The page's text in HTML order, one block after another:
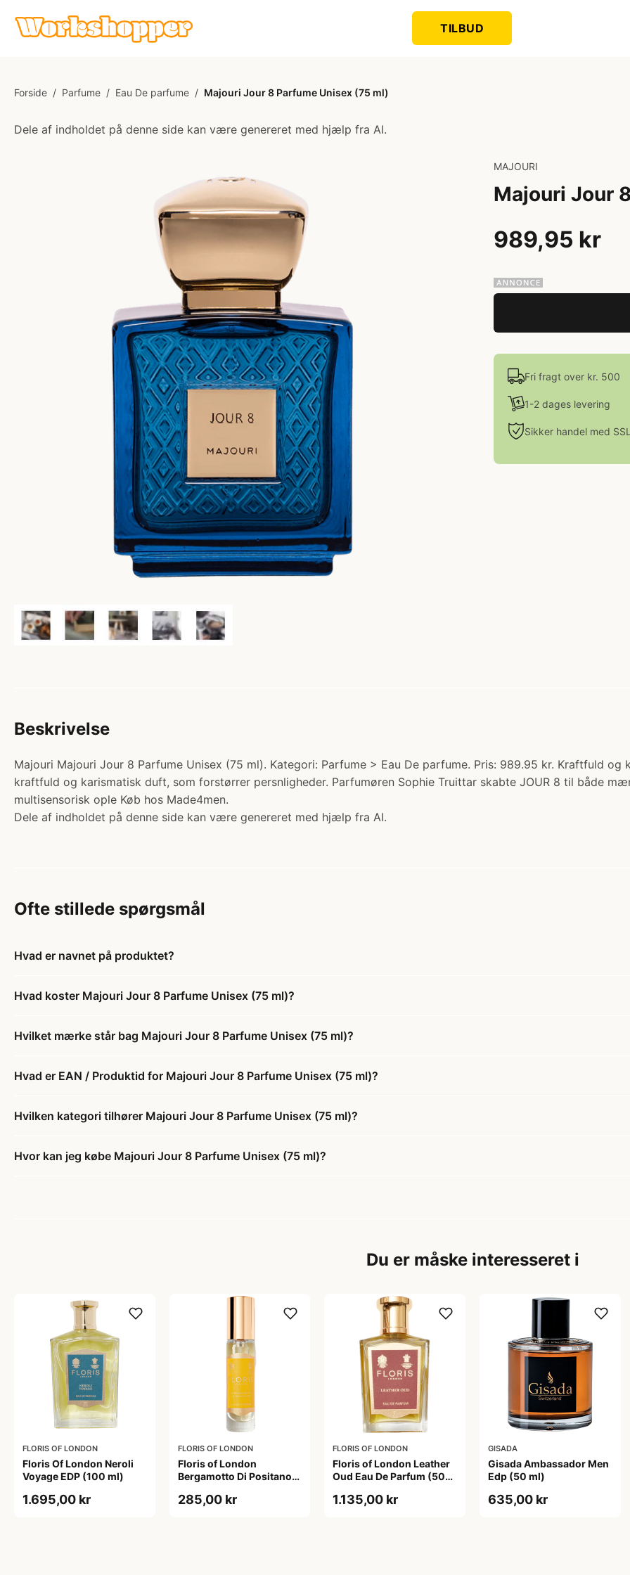
TILBUD
Forside / Parfume / Eau De parfume / Majouri Jour 8 Parfume Unisex (75 ml)
Dele af indholdet på denne side kan være genereret med hjælp fra AI.
MAJOURI
Majouri Jour
989,95 kr
Fri fragt over kr. 500
1-2 dages levering
Sikker handel med
Beskrivelse
Majouri Majouri Jour 8 Parfume Unisex (75 ml). Kategori: Parfume > Eau De parfume. Pris: 989.95 kr. Kraftfuld
kraftfuld og karismatisk duft, som forstørrer persnligheder. Parfumøren Sophie Truittar skabte JOUR 8 til både
multisensorisk ople Køb hos Made4men.
Dele af indholdet på denne side kan være genereret med hjælp fra AI.
Ofte stillede spørgsmål
Hvad er navnet på produktet?
Hvad koster Majouri Jour 8 Parfume Unisex (75 ml)?
Hvilket mærke står bag Majouri Jour 8 Parfume Unisex (75 ml)?
Hvad er EAN / Produktid for Majouri Jour 8 Parfume Unisex (75 ml)?
Hvilken kategori tilhører Majouri Jour 8 Parfume Unisex (75 ml)?
Hvor kan jeg købe Majouri Jour 8 Parfume Unisex (75 ml)?
Du er måske interesseret i
FLORIS OF LONDON
Floris Of London Neroli
Voyage EDP (100 ml)
1.695,00 kr
FLORIS OF LONDON
Floris of London
Bergamotto Di Positano
285,00 kr
FLORIS OF LONDON
Floris of London Leather
Oud Eau De Parfum (50
1.135,00 kr
GISADA
Gisada Ambassador Men
Edp (50 ml)
635,00 kr